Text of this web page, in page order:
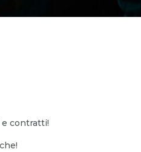
contratti!